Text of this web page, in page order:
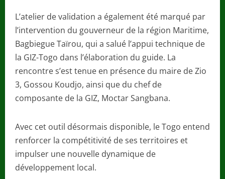
L’atelier de validation a également été marqué par
l’intervention du gouverneur de la région Maritime,
Bagbiegue Taïrou, qui a salué l’appui technique de
la GIZ-Togo dans l’élaboration du guide. La
rencontre s’est tenue en présence du maire de Zio
3, Gossou Koudjo, ainsi que du chef de
composante de la GIZ, Moctar Sangbana.
Avec cet outil désormais disponible, le Togo entend
renforcer la compétitivité de ses territoires et
impulser une nouvelle dynamique de
développement local.